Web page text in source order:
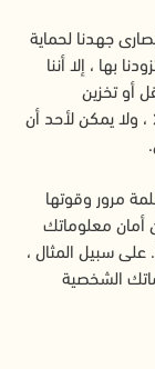
جهدنا لحماية
بها ، إلا أننا
أو تخزين
آمنة بنسبة 100٪ ، ولا يمكن لأحد أن
مرور وقوتها
أمان معلوماتك
سبيل المثال ،
الشخصية